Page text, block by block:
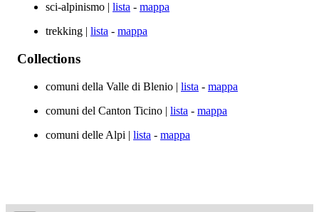
sci-alpinismo | lista - mappa
trekking | lista - mappa
Collections
comuni della Valle di Blenio | lista - mappa
comuni del Canton Ticino | lista - mappa
comuni delle Alpi | lista - mappa